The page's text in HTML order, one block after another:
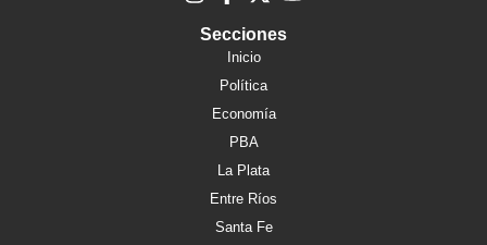
Secciones
Inicio
Política
Economía
PBA
La Plata
Entre Ríos
Santa Fe